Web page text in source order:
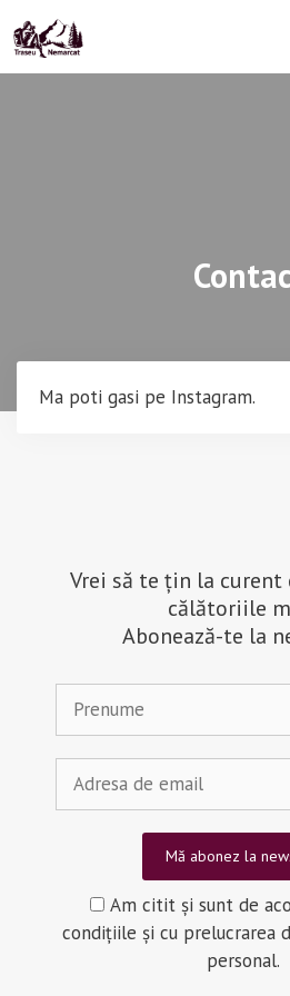
to
content
Ma poti gasi pe Instagram.
Vrei să te țin la curent
călătoriile
Abonează-te la
Am citit și sunt de
condițiile și cu prelucrarea
personal.